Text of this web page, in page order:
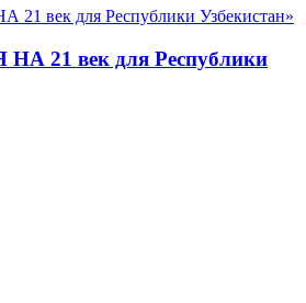
21 век для Республики